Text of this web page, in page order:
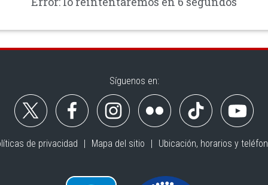
Síguenos en:
de privacidad Mapa del sitio Ubicación, horarios y